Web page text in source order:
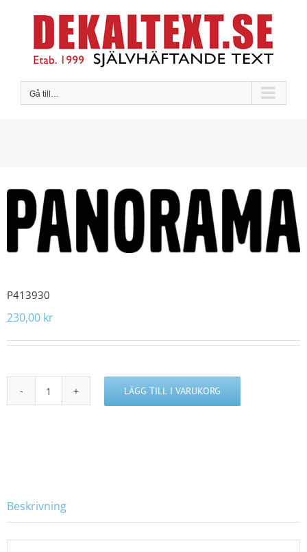
innehållet
Gå till…
P413930
230,00 kr
P413930
LÄGG TILL I VARUKORG
Beskrivning